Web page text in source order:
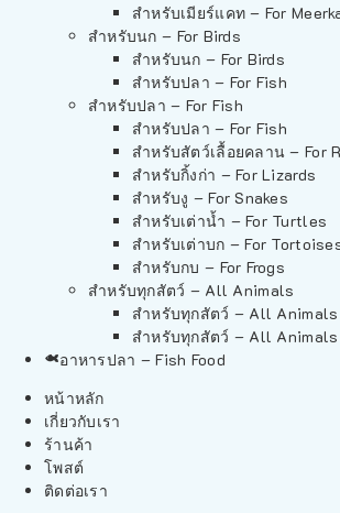
สำหรับเมียร์แคท – For
สำหรับนก – For Birds
สำหรับนก – For Birds
สำหรับปลา – For Fish
สำหรับปลา – For Fish
สำหรับปลา – For Fish
สำหรับสัตว์เลื้อยคลาน – For
สำหรับกิ้งก่า – For Lizards
สำหรับงู – For Snakes
สำหรับเต่าน้ำ – For Turtles
สำหรับเต่าบก – For
สำหรับกบ – For Frogs
สำหรับทุกสัตว์ – All Animals
สำหรับทุกสัตว์ – All Animals
สำหรับทุกสัตว์ – All Animals
อาหารปลา – Fish Food
หน้าหลัก
เกี่ยวกับเรา
ร้านค้า
โพสต์
ติดต่อเรา